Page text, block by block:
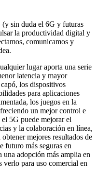
sin duda el 6G y futuras
la productividad digital y
comunicamos y
lugar aporta una serie
latencia y mayor
los dispositivos
para aplicaciones
los juegos en la
un mejor control e
5G puede mejorar el
y la colaboración en línea,
mejores resultados de
futuro más seguras en
adopción más amplia en
para uso comercial en